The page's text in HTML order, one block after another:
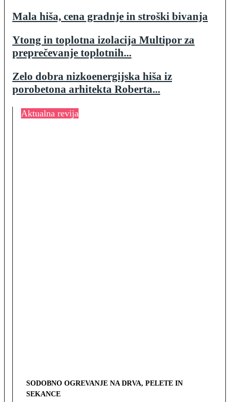
Mala hiša, cena gradnje in stroški bivanja
Ytong in toplotna izolacija Multipor za
preprečevanje toplotnih...
Zelo dobra nizkoenergijska hiša iz
porobetona arhitekta Roberta...
Aktualna revija
SODOBNO OGREVANJE NA DRVA, PELETE IN
SEKANCE